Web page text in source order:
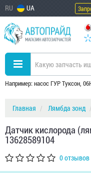
RU UA
Например: насос ГУР Туксон,
Главная Лямбда зонд
Датчик кислорода
13628589104
0 отзывов